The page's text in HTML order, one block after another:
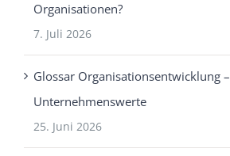
Organisationen?
7. Juli 2026
Glossar Organisationsentwicklung –
Unternehmenswerte
25. Juni 2026